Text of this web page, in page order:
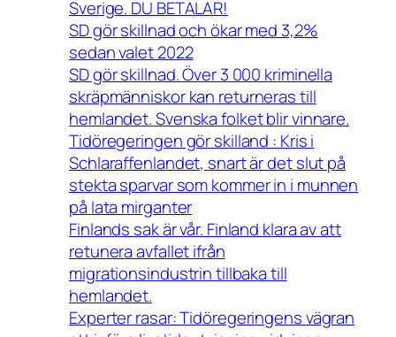
Sverige. DU BETALAR!
SD gör skillnad och ökar med 3,2%
sedan valet 2022
SD gör skillnad. Över 3 000 kriminella
skräpmänniskor kan returneras till
hemlandet. Svenska folket blir vinnare.
Tidöregeringen gör skilland : Kris i
Schlaraffenlandet, snart är det slut på
stekta sparvar som kommer in i munnen
på lata mirganter
Finlands sak är vår. Finland klara av att
retunera avfallet ifrån
migrationsindustrin tillbaka till
hemlandet.
Experter rasar: Tidöregeringens vägran